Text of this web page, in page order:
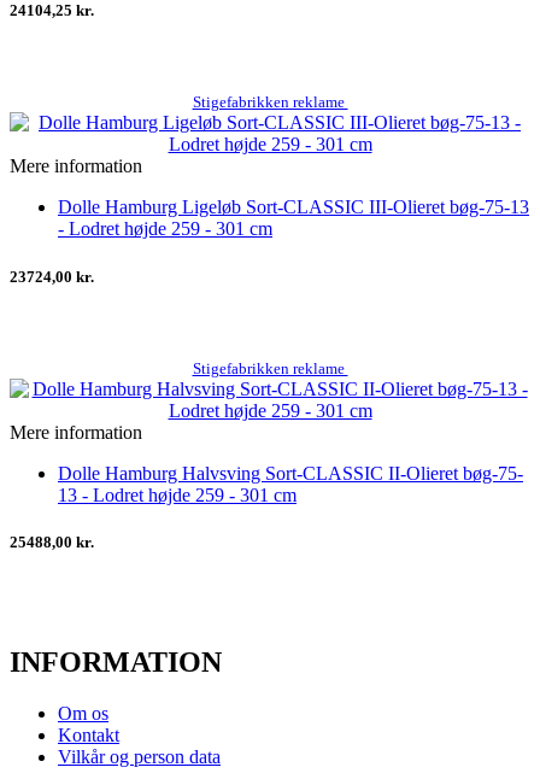
24104,25 kr.
Stigefabrikken reklame
Mere information
Dolle Hamburg Ligeløb Sort-CLASSIC III-Olieret bøg-75-13
- Lodret højde 259 - 301 cm
23724,00 kr.
Stigefabrikken reklame
Mere information
Dolle Hamburg Halvsving Sort-CLASSIC II-Olieret bøg-75-
13 - Lodret højde 259 - 301 cm
25488,00 kr.
INFORMATION
Om os
Kontakt
Vilkår og person data